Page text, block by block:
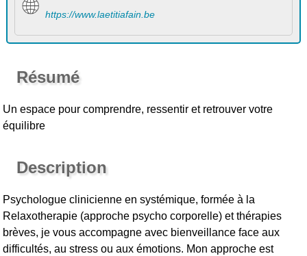
https://www.laetitiafain.be
Résumé
Un espace pour comprendre, ressentir et retrouver votre
équilibre
Description
Psychologue clinicienne en systémique, formée à la
Relaxotherapie (approche psycho corporelle) et thérapies
brèves, je vous accompagne avec bienveillance face aux
difficultés, au stress ou aux émotions. Mon approche est